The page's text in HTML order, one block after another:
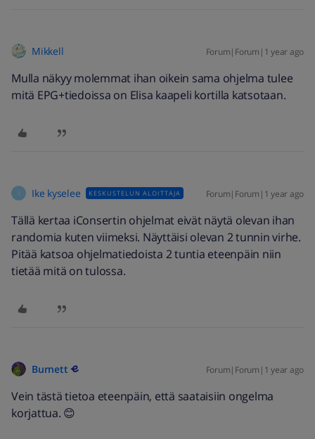
Mikkell Forum|Forum|1 year ago
Mulla näkyy molemmat ihan oikein sama ohjelma tulee
mitä EPG+tiedoissa on Elisa kaapeli kortilla katsotaan.
I Ike kyselee KESKUSTELUN ALOITTAJA Forum|Forum|1 year ago
Tällä kertaa iConsertin ohjelmat eivät näytä olevan ihan
randomia kuten viimeksi. Näyttäisi olevan 2 tunnin virhe.
Pitää katsoa ohjelmatiedoista 2 tuntia eteenpäin niin
tietää mitä on tulossa.
Burnett Forum|Forum|1 year ago
Vein tästä tietoa eteenpäin, että saataisiin ongelma
korjattua. 😊